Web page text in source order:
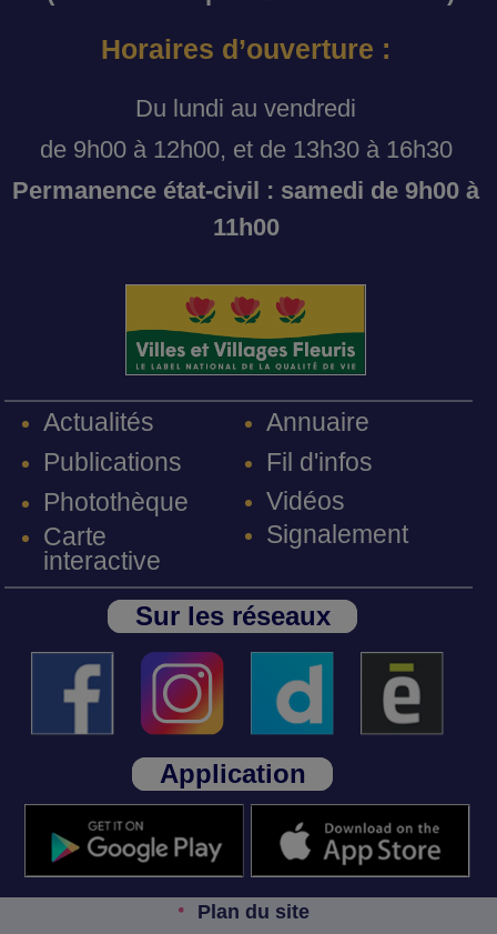
Horaires d’ouverture :
Du lundi au vendredi
de 9h00 à 12h00, et de 13h30 à 16h30
Permanence état-civil : samedi de 9h00 à
11h00
Actualités
Publications
Photothèque
Carte
interactive
Annuaire
Fil d'infos
Vidéos
Signalement
Sur les réseaux
Application
Plan du site